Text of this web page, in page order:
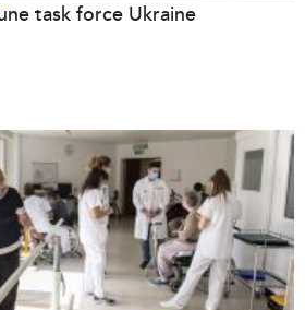
task force Ukraine